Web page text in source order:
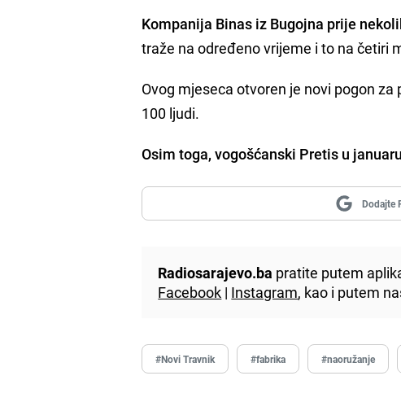
Kompanija Binas iz Bugojna prije
traže na određeno vrijeme i to na četiri
Ovog mjeseca otvoren je novi pogon
100 ljudi.
Osim toga, vogošćanski Pretis u
Dodajte
Radiosarajevo.ba pratite putem
Facebook | Instagram, kao i putem
#Novi Travnik #fabrika #naoružanje